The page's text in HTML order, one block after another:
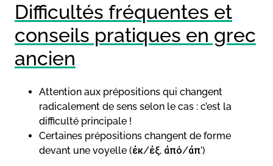
Difficultés fréquentes et
conseils pratiques en grec
ancien
Attention aux prépositions qui changent
radicalement de sens selon le cas : c’est la
difficulté principale !
Certaines prépositions changent de forme
devant une voyelle (ἐκ/ἐξ, ἀπό/ἀπ’)